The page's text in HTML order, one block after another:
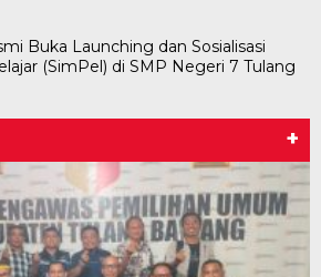
Buka Launching dan Sosialisasi
(SimPel) di SMP Negeri 7 Tulang
+